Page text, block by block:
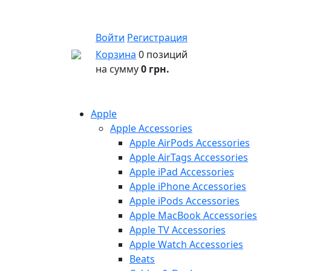
Войти Регистрация
Корзина 0 позиций
на сумму0 грн.
Apple
Apple Accessories
Apple AirPods Accessories
Apple AirTags Accessories
Apple iPad Accessories
Apple iPhone Accessories
Apple iPods Accessories
Apple MacBook Accessories
Apple TV Accessories
Apple Watch Accessories
Beats